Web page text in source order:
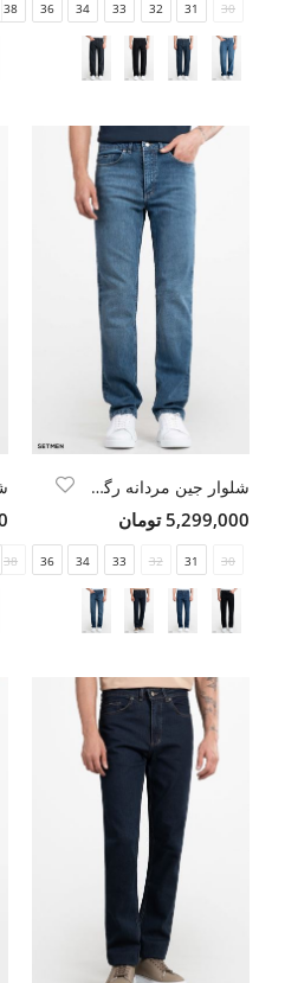
30
31
32
33
34
36
38
شلوار جین مردانه رگولار
5,299,000 تومان
30
31
32
33
34
36
38